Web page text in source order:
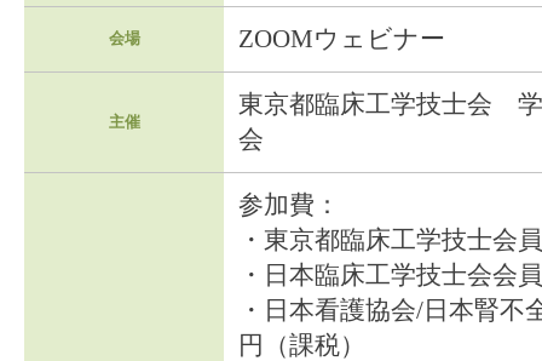
会場 ZOOMウェビナー
主催
東京都臨床工学技士会
会
参加費：
・東京都臨床工学技士会
・日本臨床工学技士会会
・日本看護協会/日本腎不
円（課税）